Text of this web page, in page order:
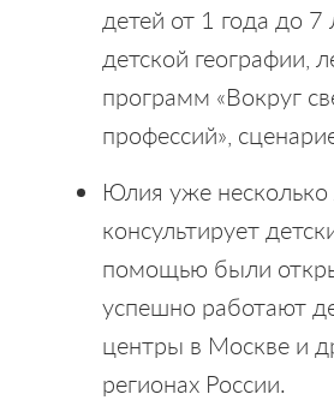
детей от 1 года до 7
детской географии,
программ «Вокруг
профессий»,
Юлия уже несколько
консультирует
помощью были
успешно работают
центры в Москве и
регионах России.